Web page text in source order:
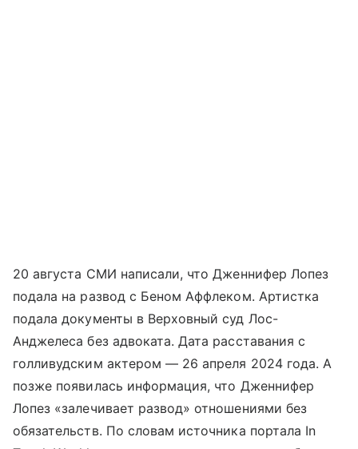
20 августа СМИ написали, что Дженнифер Лопез
подала на развод с Беном Аффлеком. Артистка
подала документы в Верховный суд Лос-
Анджелеса без адвоката. Дата расставания с
голливудским актером — 26 апреля 2024 года. А
позже появилась информация, что Дженнифер
Лопез «залечивает развод» отношениями без
обязательств. По словам источника портала In